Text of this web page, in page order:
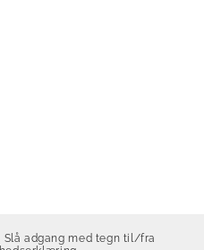
Slå adgang med tegn til/fra